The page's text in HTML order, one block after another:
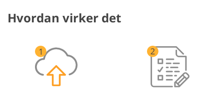
Hvordan virker det